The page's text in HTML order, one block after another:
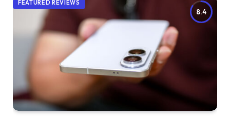
8.4
FEATURED REVIEWS